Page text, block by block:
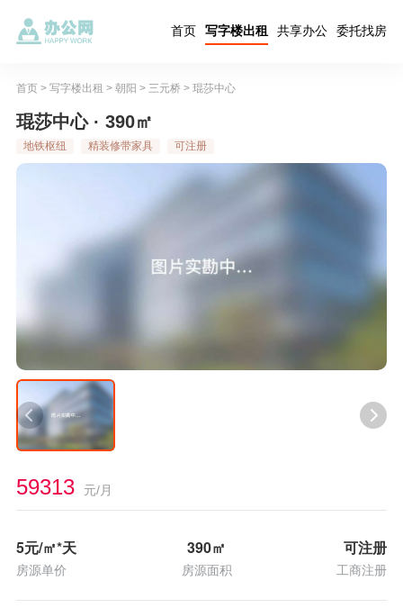
首页 写字楼出租 共享办公 委托找房
首页> 写字楼出租 > 朝阳 > 三元桥 > 琨莎中心
琨莎中心 · 390㎡
地铁枢纽 精装修带家具 可注册
59313 元/月
5元/㎡*天
房源单价
390㎡
房源面积
可注册
工商注册